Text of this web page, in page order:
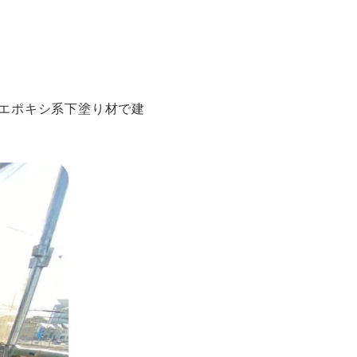
ポキシ系下塗り材で建